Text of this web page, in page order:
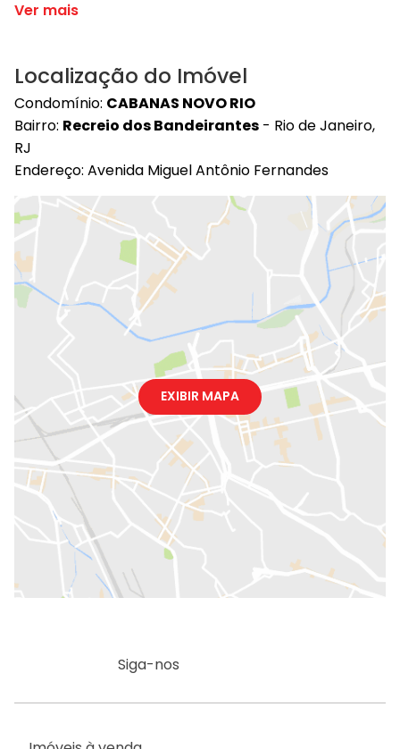
Ver mais
Localização do Imóvel
Condomínio: CABANAS NOVO RIO
Bairro: Recreio dos Bandeirantes - Rio de Janeiro,
RJ
Endereço: Avenida Miguel Antônio Fernandes
EXIBIR MAPA
Siga-nos